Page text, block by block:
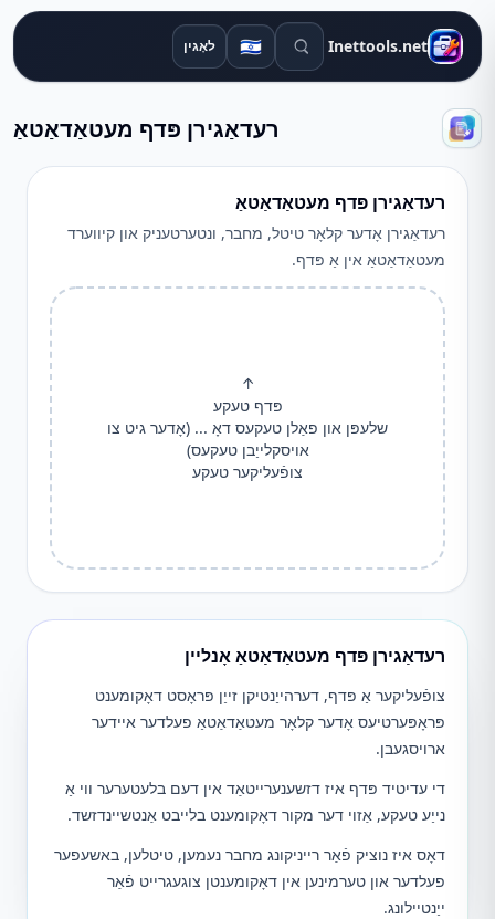
Inettools.net זוכן מכשירים
🇮🇱 לאָגין
רעדאַגירן פּדף מעטאַדאַטאַ
רעדאַגירן פּדף מעטאַדאַטאַ
רעדאַגירן אָדער קלאָר טיטל, מחבר, ונטערטעניק און קיווערד
מעטאַדאַטאַ אין אַ פּדף.
↑
פּדף טעקע
שלעפּן און פאַלן טעקעס דאָ ... (אָדער גיט צו
אויסקלייַבן טעקעס)
צופֿעליקער טעקע
רעדאַגירן פּדף מעטאַדאַטאַ אָנליין
צופֿעליקער אַ פּדף, דערהייַנטיקן זייַן פּראָסט דאָקומענט
פּראָפּערטיעס אָדער קלאָר מעטאַדאַטאַ פעלדער איידער
ארויסגעבן.
די עדיטיד פּדף איז דזשענערייטאַד אין דעם בלעטערער ווי אַ
נייַע טעקע, אַזוי דער מקור דאָקומענט בלייבט אַנטשיינדזשד.
דאָס איז נוציק פֿאַר רייניקונג מחבר נעמען, טיטלען, באשעפער
פעלדער און טערמינען אין דאָקומענטן צוגעגרייט פֿאַר
ייַנטיילונג.